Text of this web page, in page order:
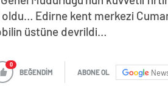
Edirne kent merkezi
üstüne devrildi…
0
BEĞENDİM ABONE OL